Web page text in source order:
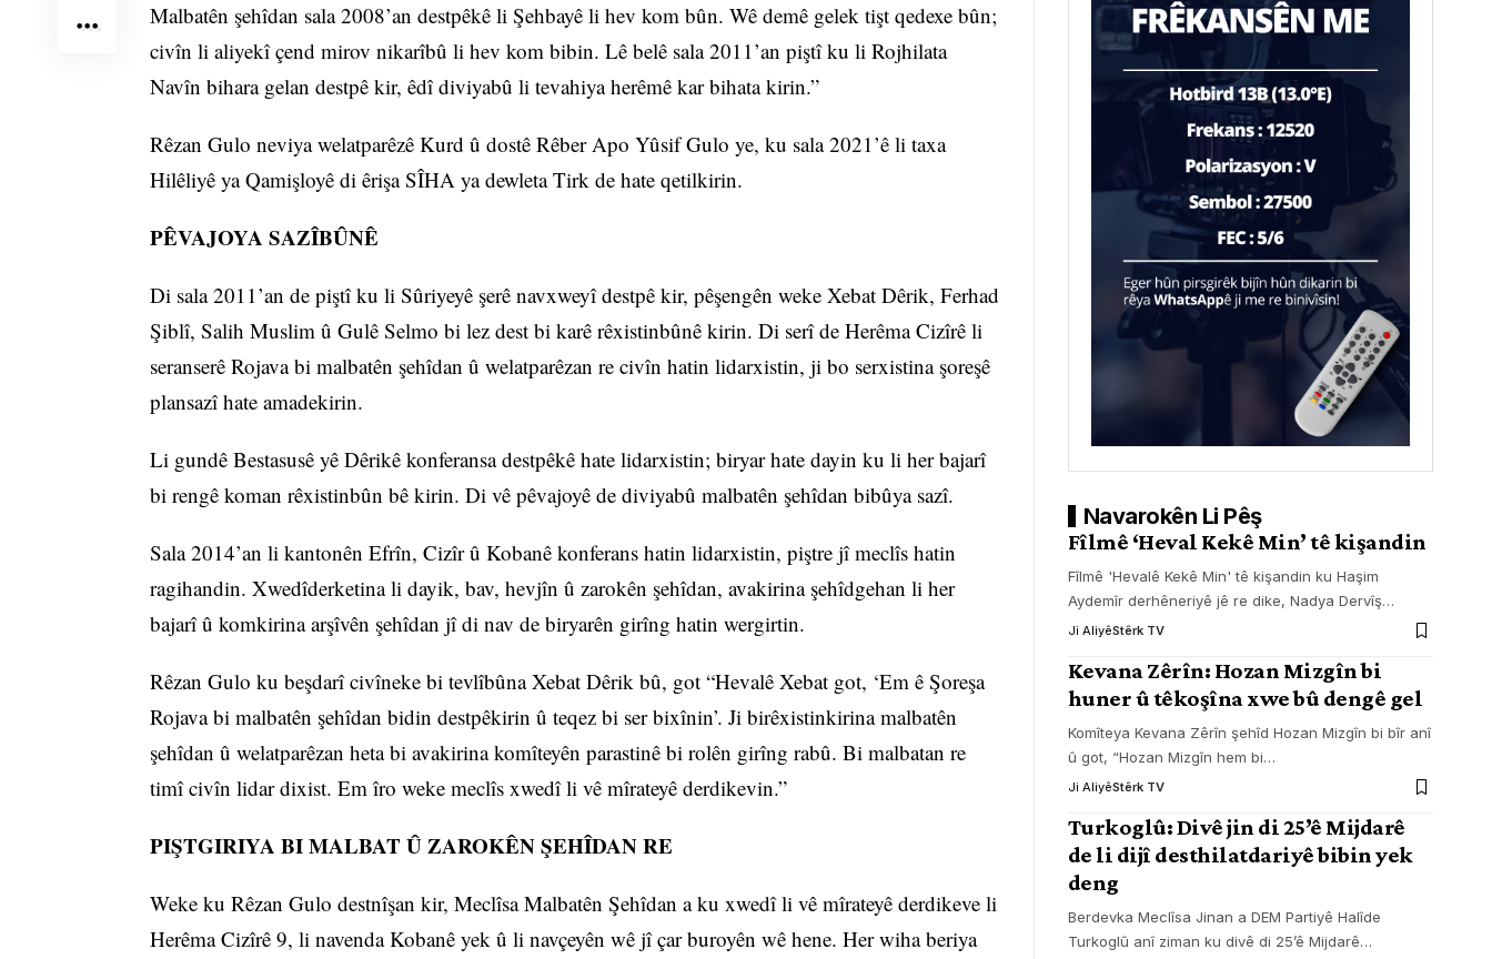
Malbatên şehîdan sala 2008’an destpêkê li Şehbayê li hev kom bûn. Wê demê gelek tişt qedexe bûn;
civîn li aliyekî çend mirov nikarîbû li hev kom bibin. Lê belê sala 2011’an piştî ku li Rojhilata
Navîn bihara gelan destpê kir, êdî diviyabû li tevahiya herêmê kar bihata kirin.”
Rêzan Gulo neviya welatparêzê Kurd û dostê Rêber Apo Yûsif Gulo ye, ku sala 2021’ê li taxa
Hilêliyê ya Qamişloyê di êrişa SÎHA ya dewleta Tirk de hate qetilkirin.
PÊVAJOYA SAZÎBÛNÊ
Di sala 2011’an de piştî ku li Sûriyeyê şerê navxweyî destpê kir, pêşengên weke Xebat Dêrik, Ferhad
Şiblî, Salih Muslim û Gulê Selmo bi lez dest bi karê rêxistinbûnê kirin. Di serî de Herêma Cizîrê li
seranserê Rojava bi malbatên şehîdan û welatparêzan re civîn hatin lidarxistin, ji bo serxistina şoreşê
plansazî hate amadekirin.
Li gundê Bestasusê yê Dêrikê konferansa destpêkê hate lidarxistin; biryar hate dayin ku li her bajarî
bi rengê koman rêxistinbûn bê kirin. Di vê pêvajoyê de diviyabû malbatên şehîdan bibûya sazî.
Sala 2014’an li kantonên Efrîn, Cizîr û Kobanê konferans hatin lidarxistin, piştre jî meclîs hatin
ragihandin. Xwedîderketina li dayik, bav, hevjîn û zarokên şehîdan, avakirina şehîdgehan li her
bajarî û komkirina arşîvên şehîdan jî di nav de biryarên girîng hatin wergirtin.
Rêzan Gulo ku beşdarî civîneke bi tevlîbûna Xebat Dêrik bû, got “Hevalê Xebat got, ‘Em ê Şoreşa
Rojava bi malbatên şehîdan bidin destpêkirin û teqez bi ser bixînin’. Ji birêxistinkirina malbatên
şehîdan û welatparêzan heta bi avakirina komîteyên parastinê bi rolên girîng rabû. Bi malbatan re
timî civîn lidar dixist. Em îro weke meclîs xwedî li vê mîrateyê derdikevin.”
PIŞTGIRIYA BI MALBAT Û ZAROKÊN ŞEHÎDAN RE
Weke ku Rêzan Gulo destnîşan kir, Meclîsa Malbatên Şehîdan a ku xwedî li vê mîrateyê derdikeve li
Herêma Cizîrê 9, li navenda Kobanê yek û li navçeyên wê jî çar buroyên wê hene. Her wiha beriya
Navarokên Li Pêş
Fîlmê ‘Heval Kekê Min’ tê kişandin
Fîlmê 'Hevalê Kekê Min' tê kişandin ku Haşim
Aydemîr derhêneriyê jê re dike, Nadya Dervîş…
Ji AliyêStêrk TV
Kevana Zêrîn: Hozan Mizgîn bi
huner û têkoşîna xwe bû dengê gel
Komîteya Kevana Zêrîn şehîd Hozan Mizgîn bi bîr anî
û got, “Hozan Mizgîn hem bi…
Ji AliyêStêrk TV
Turkoglû: Divê jin di 25’ê Mijdarê
de li dijî desthilatdariyê bibin yek
deng
Berdevka Meclîsa Jinan a DEM Partiyê Halîde
Turkoglû anî ziman ku divê di 25’ê Mijdarê…